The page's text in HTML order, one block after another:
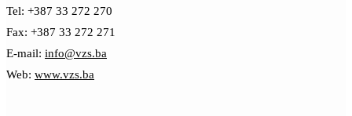
Tel: +387 33 272 270
Fax: +387 33 272 271
E-mail: info@vzs.ba
Web: www.vzs.ba